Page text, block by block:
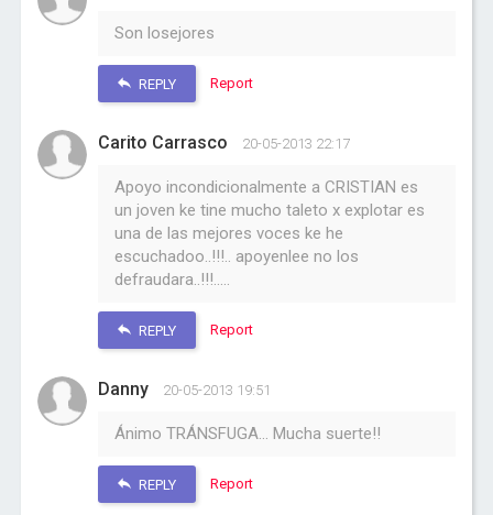
Son losejores
REPLY Report
Carito Carrasco 20-05-2013 22:17
Apoyo incondicionalmente a CRISTIAN es
un joven ke tine mucho taleto x explotar es
una de las mejores voces ke he
escuchadoo..!!!.. apoyenlee no los
defraudara..!!!.....
REPLY Report
Danny 20-05-2013 19:51
Ánimo TRÁNSFUGA... Mucha suerte!!
REPLY Report